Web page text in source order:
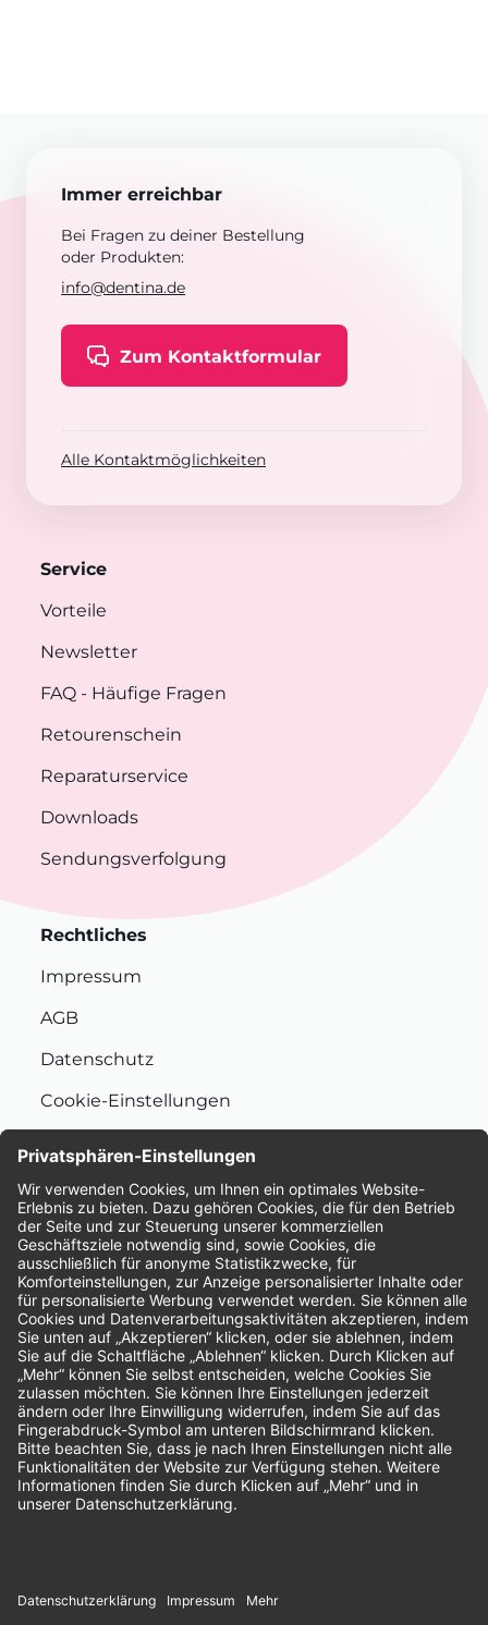
Immer erreichbar
Bei Fragen zu deiner Bestellung
oder Produkten:
info@dentina.de
Zum Kontaktformular
Alle Kontaktmöglichkeiten
Service
Vorteile
Newsletter
FAQ - Häufige Fragen
Retourenschein
Reparaturservice
Downloads
Sendungsverfolgung
Rechtliches
Impressum
AGB
Datenschutz
Cookie-Einstellungen
Bewertungen
Unsere Zahlungsarten: